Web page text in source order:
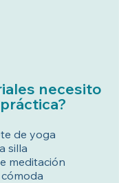
necesito
de yoga
silla
meditación